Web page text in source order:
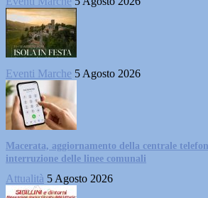
Eventi Marche 5 Agosto 2026
Macerata, aggiornamento della centrale
interruzione delle linee comunali
Attualità 5 Agosto 2026